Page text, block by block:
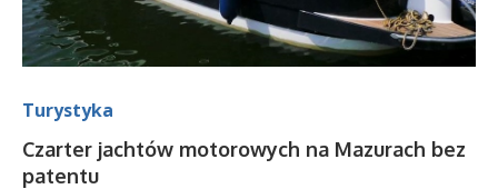
Turystyka
Czarter jachtów motorowych na Mazurach bez
patentu